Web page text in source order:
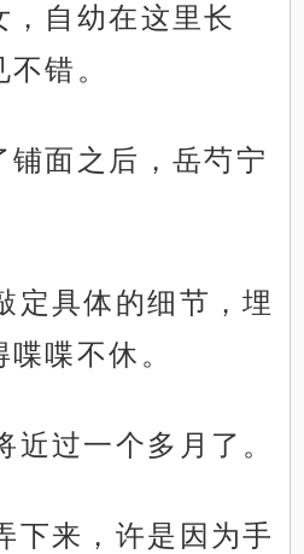
，自幼在这里长
错。
铺面之后，岳芍宁
定具体的细节，埋
喋不休。
近过一个多月了。
下来，许是因为手